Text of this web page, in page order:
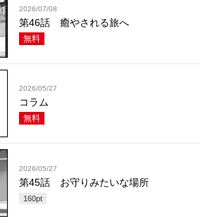
2026/07/08
第46話 癒やされる旅へ
無料
2026/05/27
コラム
無料
2026/05/27
第45話 お守りみたいな場所
160pt